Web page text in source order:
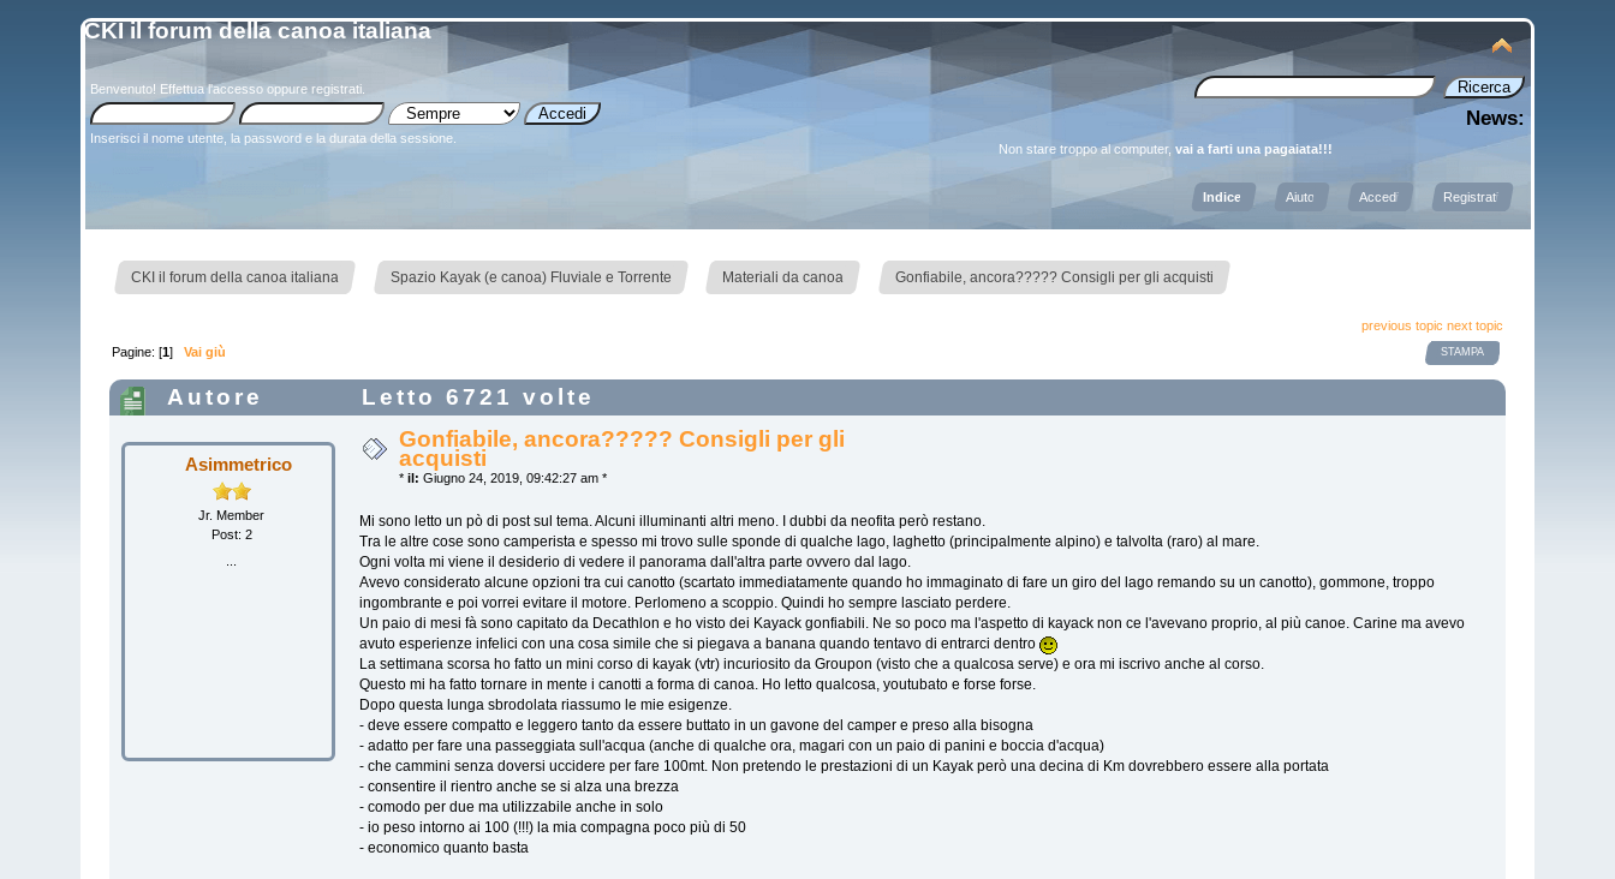
CKI il forum della canoa italiana
Benvenuto! Effettua l'accesso oppure registrati
Inserisci il nome utente, la password e la durata della sessione.
News:
Non stare troppo al computer,vai a farti una pagaiata!!!
Indice Aiuto Accedi Registrati
CKI il forum della canoa italiana Spazio Kayak (e canoa) Fluviale e Torrente Materiali da canoa Gonfiabile, ancora????? Consigli per gli acquisti
previous topic next topic
STAMPA
Pagine: [1]Vai giù
Autore Letto 6721 volte
Asimmetrico
Jr. Member
Post: 2
Gonfiabile, ancora????? Consigli per gli
acquisti
* il: Giugno 24, 2019, 09:42:27 am *
Mi sono letto un pò di post sul tema. Alcuni illuminanti altri meno. I dubbi da neofita però restano.
Tra le altre cose sono camperista e spesso mi trovo sulle sponde di qualche lago, laghetto (principalmente alpino) e talvolta (raro) al mare.
Ogni volta mi viene il desiderio di vedere il panorama dall'altra parte ovvero dal lago.
Avevo considerato alcune opzioni tra cui canotto (scartato immediatamente quando ho immaginato di fare un giro del lago remando su un canotto), gommone, troppo
ingombrante e poi vorrei evitare il motore. Perlomeno a scoppio. Quindi ho sempre lasciato perdere.
Un paio di mesi fà sono capitato da Decathlon e ho visto dei Kayack gonfiabili. Ne so poco ma l'aspetto di kayack non ce l'avevano proprio, al più canoe. Carine ma avevo
avuto esperienze infelici con una cosa simile che si piegava a banana quando tentavo di entrarci dentro
La settimana scorsa ho fatto un mini corso di kayak (vtr) incuriosito da Groupon (visto che a qualcosa serve) e ora mi iscrivo anche al corso.
Questo mi ha fatto tornare in mente i canotti a forma di canoa. Ho letto qualcosa, youtubato e forse forse.
Dopo questa lunga sbrodolata riassumo le mie esigenze.
- deve essere compatto e leggero tanto da essere buttato in un gavone del camper e preso alla bisogna
- adatto per fare una passeggiata sull'acqua (anche di qualche ora, magari con un paio di panini e boccia d'acqua)
- che cammini senza doversi uccidere per fare 100mt. Non pretendo le prestazioni di un Kayak però una decina di Km dovrebbero essere alla portata
- consentire il rientro anche se si alza una brezza
- comodo per due ma utilizzabile anche in solo
- io peso intorno ai 100 (!!!) la mia compagna poco più di 50
- economico quanto basta